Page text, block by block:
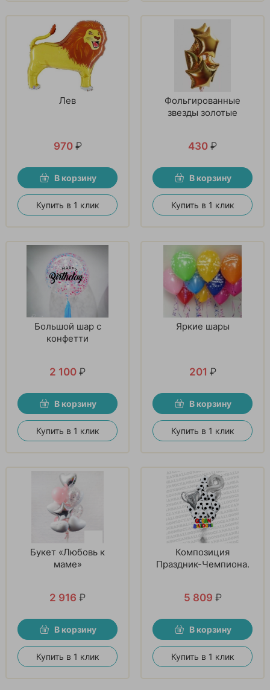
Лев
970 ₽
В корзину
Купить в 1 клик
Фольгированные
звезды золотые
430 ₽
В корзину
Купить в 1 клик
Большой шар с
конфетти
2 100 ₽
В корзину
Купить в 1 клик
Яркие шары
201 ₽
В корзину
Купить в 1 клик
Букет «Любовь к
маме»
2 916 ₽
В корзину
Купить в 1 клик
Композиция
Праздник-Чемпиона.
5 809 ₽
В корзину
Купить в 1 клик